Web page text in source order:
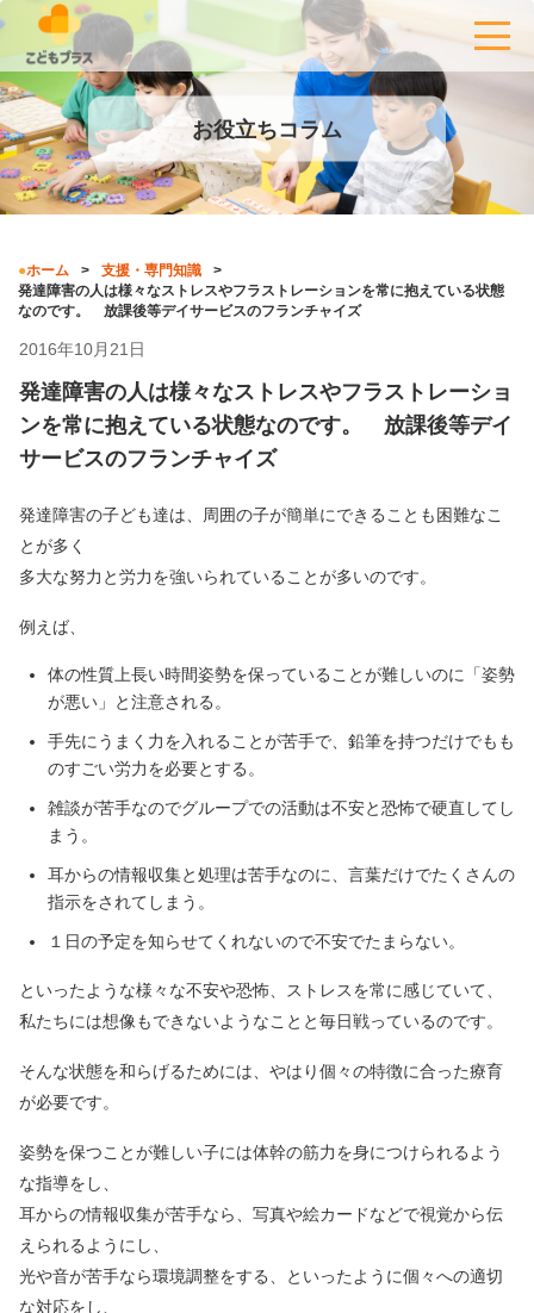
お役立ちコラム
ホーム
支援・専門知識
発達障害の人は様々なストレスやフラストレーションを常に抱えている状態
なのです。 放課後等デイサービスのフランチャイズ
2016年10月21日
発達障害の人は様々なストレスやフラストレーショ
ンを常に抱えている状態なのです。 放課後等デイ
サービスのフランチャイズ
発達障害の子ども達は、周囲の子が簡単にできることも困難なこ
とが多く
多大な努力と労力を強いられていることが多いのです。
例えば、
体の性質上長い時間姿勢を保っていることが難しいのに「姿勢
が悪い」と注意される。
手先にうまく力を入れることが苦手で、鉛筆を持つだけでもも
のすごい労力を必要とする。
雑談が苦手なのでグループでの活動は不安と恐怖で硬直してし
まう。
耳からの情報収集と処理は苦手なのに、言葉だけでたくさんの
指示をされてしまう。
１日の予定を知らせてくれないので不安でたまらない。
といったような様々な不安や恐怖、ストレスを常に感じていて、
私たちには想像もできないようなことと毎日戦っているのです。
そんな状態を和らげるためには、やはり個々の特徴に合った療育
が必要です。
姿勢を保つことが難しい子には体幹の筋力を身につけられるよう
な指導をし、
耳からの情報収集が苦手なら、写真や絵カードなどで視覚から伝
えられるようにし、
光や音が苦手なら環境調整をする、といったように個々への適切
な対応をし、